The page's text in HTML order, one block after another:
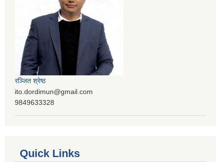
रञ्‍जित श्रेष्ठ
ito.dordimun@gmail.com
9849633328
Quick Links